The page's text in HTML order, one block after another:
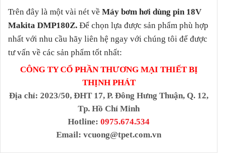
Trên đây là một vài nét về Máy bơm hơi dùng pin 18V
Makita DMP180Z. Để chọn lựa được sản phẩm phù hợp
nhất với nhu cầu hãy liên hệ ngay với chúng tôi để được
tư vấn về các sản phẩm tốt nhất:
CÔNG TY CỔ PHẦN THƯƠNG MẠI THIẾT BỊ
THỊNH PHÁT
Địa chỉ: 2023/50, ĐHT 17, P. Đông Hưng Thuận, Q. 12,
Tp. Hồ Chí Minh
Hotline: 0975.674.534
Email: vcuong@tpet.com.vn